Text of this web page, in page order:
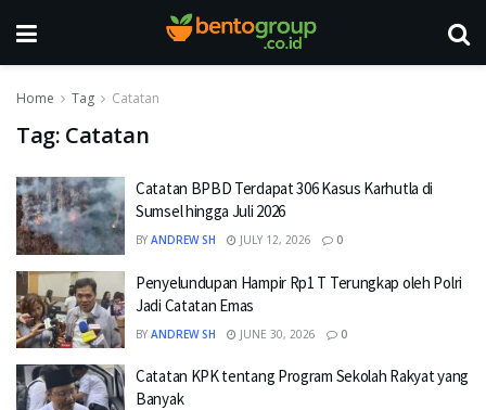
Home Tag Catatan
Tag: Catatan
Catatan BPBD Terdapat 306 Kasus Karhutla di
Sumsel hingga Juli 2026
BY ANDREW SH JULY 12, 2026 0
Penyelundupan Hampir Rp1 T Terungkap oleh Polri
Jadi Catatan Emas
BY ANDREW SH JUNE 30, 2026 0
Catatan KPK tentang Program Sekolah Rakyat yang
Banyak